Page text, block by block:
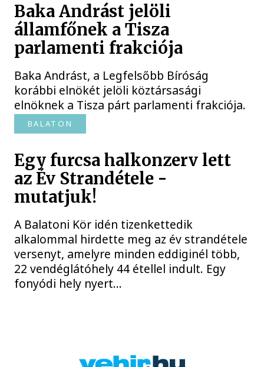
Baka Andrást jelöli
államfőnek a Tisza
parlamenti frakciója
Baka Andrást, a Legfelsőbb Bíróság
korábbi elnökét jelöli köztársasági
elnöknek a Tisza párt parlamenti frakciója.
BALATON
Egy furcsa halkonzerv lett
az Év Strandétele -
mutatjuk!
A Balatoni Kör idén tizenkettedik
alkalommal hirdette meg az év strandétele
versenyt, amelyre minden eddiginél több,
22 vendéglátóhely 44 étellel indult. Egy
fonyódi hely nyert...